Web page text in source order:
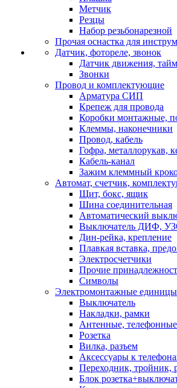
Метчик
Резцы
Набор резьбонарезной
Прочая оснастка для
Датчик, фотореле, звонок
Датчик движения,
Звонки
Провод и комплектующие
Арматура СИП
Крепеж для провода
Коробки монтажные,
Клеммы, наконечники
Провод, кабель
Гофра, металлорукав,
Кабель-канал
Зажим клеммный
Автомат, счетчик,
Щит, бокс, ящик
Шина соединительная
Автоматический
Выключатель ДИФ,
Дин-рейка, крепление
Плавкая вставка,
Электросчетчики
Прочие
Символы
Электромонтажные единицы
Выключатель
Накладки, рамки
Антенные,
Розетка
Вилка, разъем
Аксессуары к
Переходник, тройник,
Блок